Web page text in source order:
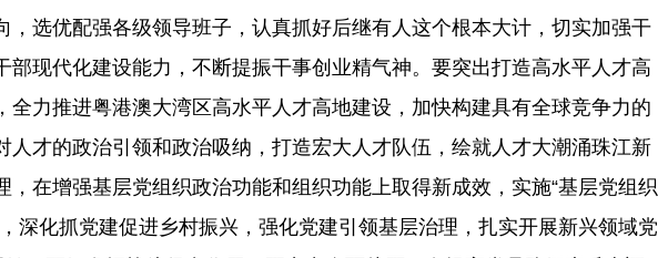
选优配强各级领导班子，认真抓好后继有人这个根本大计，切实加强干
现代化建设能力，不断提振干事创业精气神。要突出打造高水平人才高
力推进粤港澳大湾区高水平人才高地建设，加快构建具有全球竞争力的
才的政治引领和政治吸纳，打造宏大人才队伍，绘就人才大潮涌珠江新
在增强基层党组织政治功能和组织功能上取得新成效，实施“基层党组织
深化抓党建促进乡村振兴，强化党建引领基层治理，扎实开展新兴领域党